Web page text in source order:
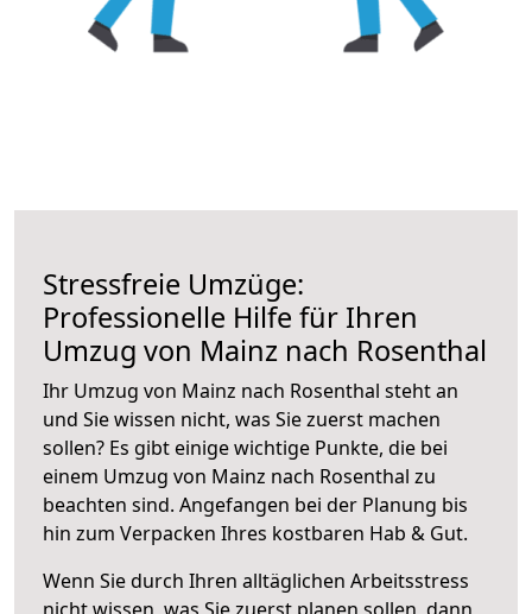
Stressfreie Umzüge:
Professionelle Hilfe für Ihren
Umzug von Mainz nach Rosenthal
Ihr Umzug von Mainz nach Rosenthal steht an
und Sie wissen nicht, was Sie zuerst machen
sollen? Es gibt einige wichtige Punkte, die bei
einem Umzug von Mainz nach Rosenthal zu
beachten sind. Angefangen bei der Planung bis
hin zum Verpacken Ihres kostbaren Hab & Gut.
Wenn Sie durch Ihren alltäglichen Arbeitsstress